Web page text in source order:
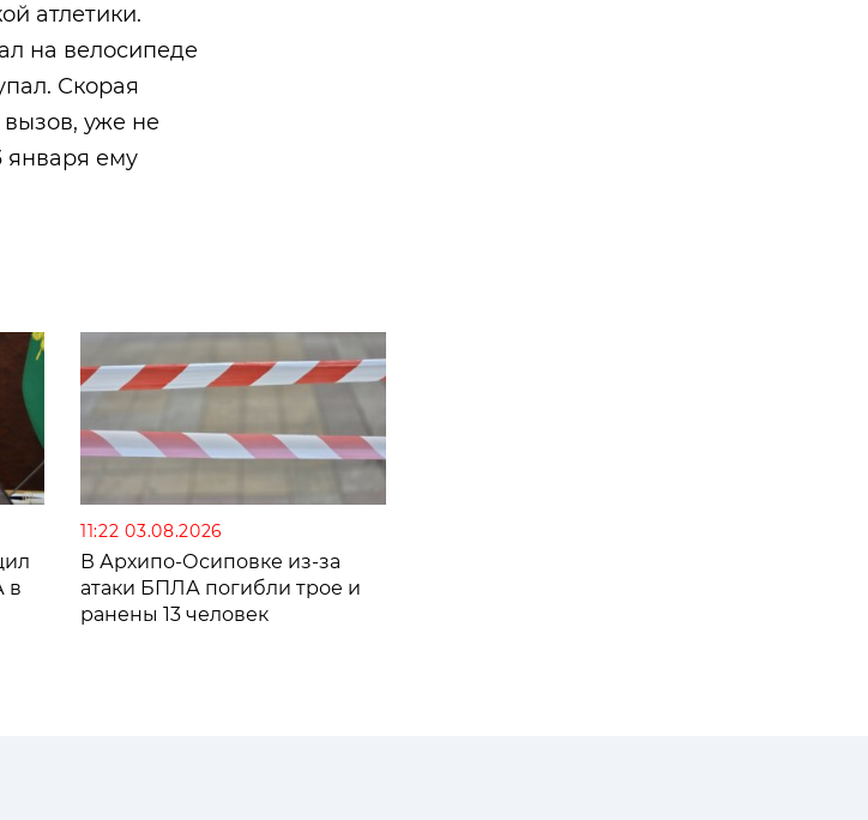
атлетики.
на велосипеде
Скорая
уже не
января ему
в
11:22 03.08.2026
В Архипо-Осиповке из-за
атаки БПЛА погибли трое и
ранены 13 человек